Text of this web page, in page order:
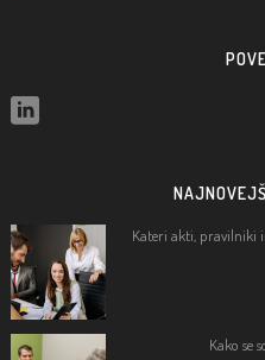
Kateri akti, pravilniki
Kako se